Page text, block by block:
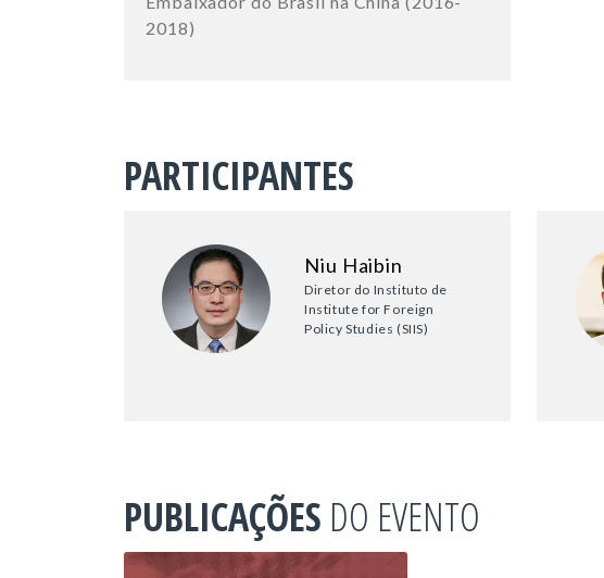
2018)
PARTICIPANTES
Niu Haibin
Diretor do Instituto de
Institute for Foreign
Policy Studies (SIIS)
PUBLICAÇÕES DO EVENTO